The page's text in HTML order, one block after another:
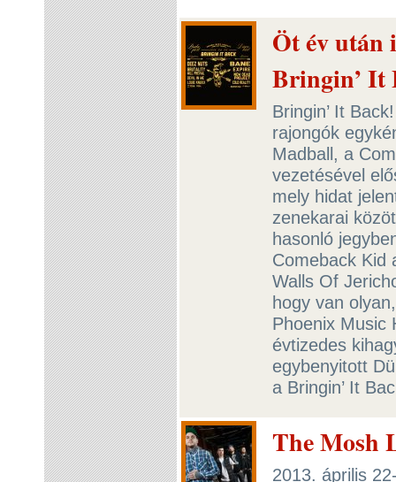
Öt év után
Bringin’ It
Bringin’ It
rajongók
Madball, a
vezetésével
mely hidat
zenekarai
hasonló
Comeback Kid
Walls Of
hogy van
Phoenix Music
évtizedes
egybenyitott
a Bringin’ It
The Mosh
2013. április